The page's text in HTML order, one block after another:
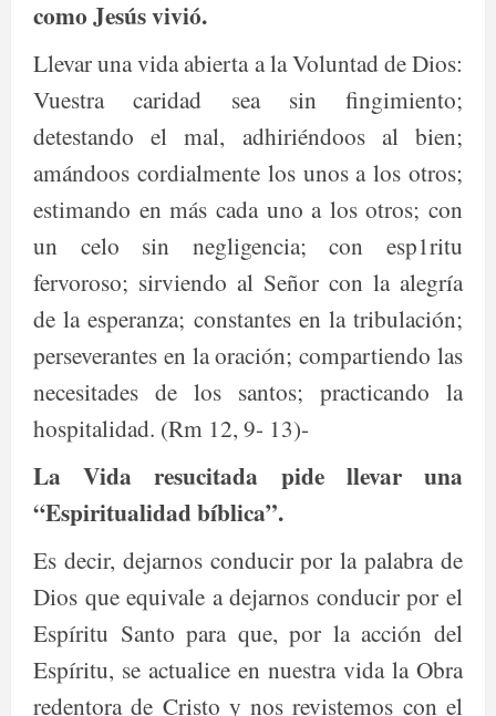
como Jesús vivió.
Llevar una vida abierta a la Voluntad de Dios:
Vuestra caridad sea sin fingimiento;
detestando el mal, adhiriéndoos al bien;
amándoos cordialmente los unos a los otros;
estimando en más cada uno a los otros; con
un celo sin negligencia; con esp1ritu
fervoroso; sirviendo al Señor con la alegría
de la esperanza; constantes en la tribulación;
perseverantes en la oración; compartiendo las
necesitades de los santos; practicando la
hospitalidad. (Rm 12, 9- 13)-
La Vida resucitada pide llevar una
“Espiritualidad bíblica”.
Es decir, dejarnos conducir por la palabra de
Dios que equivale a dejarnos conducir por el
Espíritu Santo para que, por la acción del
Espíritu, se actualice en nuestra vida la Obra
redentora de Cristo y nos revistemos con el